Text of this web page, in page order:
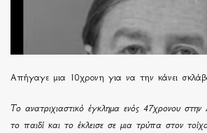
Απήγαγε μια 10χρονη για να την κάνει
Το ανατριχιαστικό έγκλημα ενός 47χρονου
το παιδί και το έκλεισε σε μια τρύπα στον